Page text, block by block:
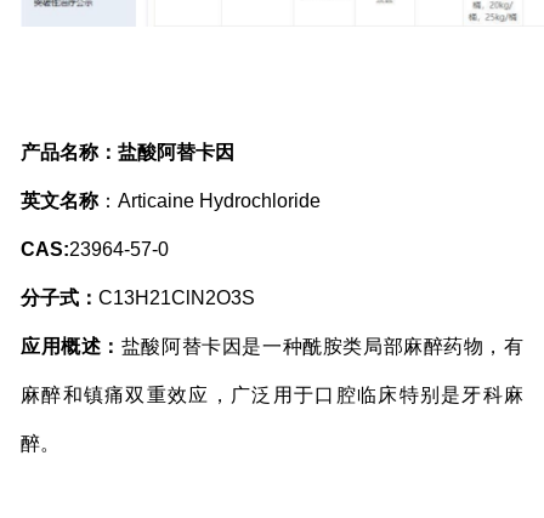
产品名称：盐酸阿替卡因
英文名称：Articaine Hydrochloride
CAS:23964-57-0
分子式： C13H21ClN2O3S
应用概述： 盐酸阿替卡因是一种酰胺类局部麻醉药物，有
麻醉和镇痛双重效应，广泛用于口腔临床特别是牙科麻
醉。